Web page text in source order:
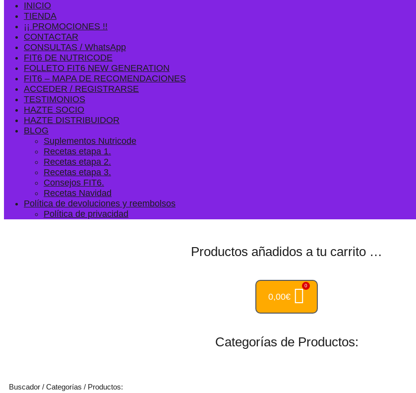
INICIO
TIENDA
¡¡ PROMOCIONES !!
CONTACTAR
CONSULTAS / WhatsApp
FIT6 DE NUTRICODE
FOLLETO FIT6 NEW GENERATION
FIT6 – MAPA DE RECOMENDACIONES
ACCEDER / REGISTRARSE
TESTIMONIOS
HAZTE SOCIO
HAZTE DISTRIBUIDOR
BLOG
Suplementos Nutricode
Recetas etapa 1.
Recetas etapa 2.
Recetas etapa 3.
Consejos FIT6.
Recetas Navidad
Política de devoluciones y reembolsos
Política de privacidad
Productos añadidos a tu carrito …
0,00€
Categorías de Productos:
Buscador / Categorías / Productos: